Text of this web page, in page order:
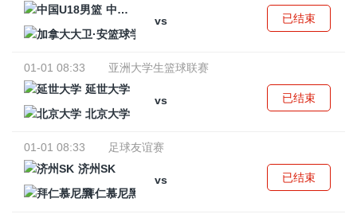
中国U18男篮
vs
已结束
01-01 08:33
亚洲大学生篮球联赛
延世大学
vs
北京大学
已结束
01-01 08:33
足球友谊赛
济州SK
vs
拜仁慕尼黑
已结束